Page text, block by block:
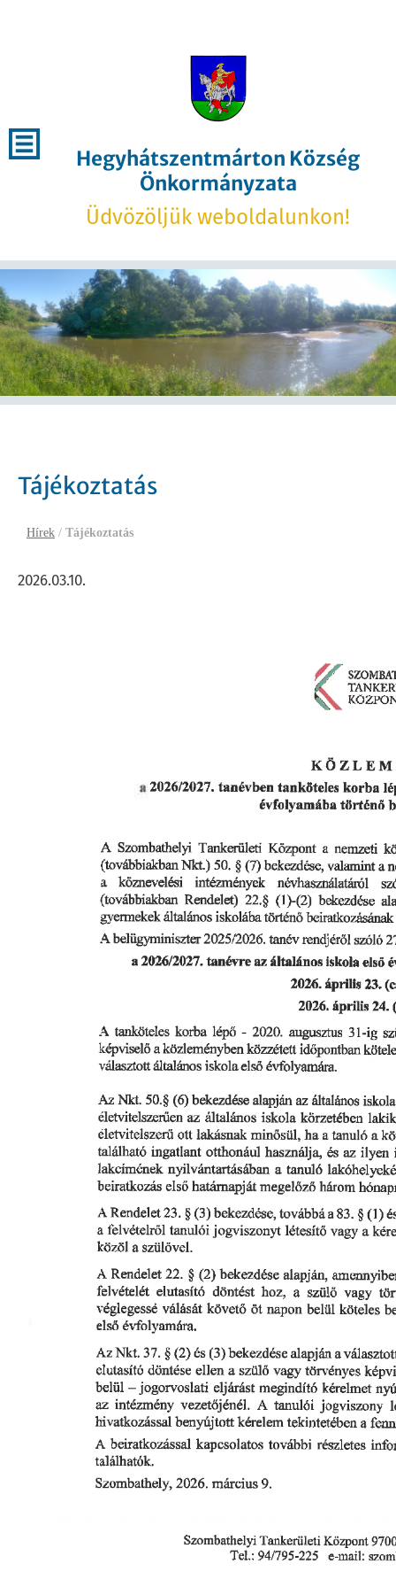
Hegyhátszentmárton Község
Önkormányzata
Üdvözöljük weboldalunkon!
Tájékoztatás
Hírek / Tájékoztatás
2026.03.10.